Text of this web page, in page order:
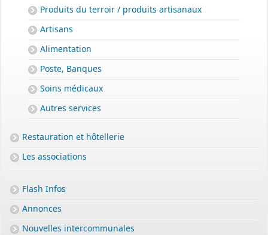
Produits du terroir / produits artisanaux
Artisans
Alimentation
Poste, Banques
Soins médicaux
Autres services
Restauration et hôtellerie
Les associations
Flash Infos
Annonces
Nouvelles intercommunales